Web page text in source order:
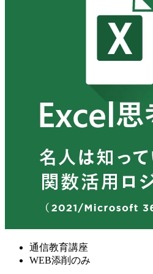
通信教育講座
WEB添削のみ